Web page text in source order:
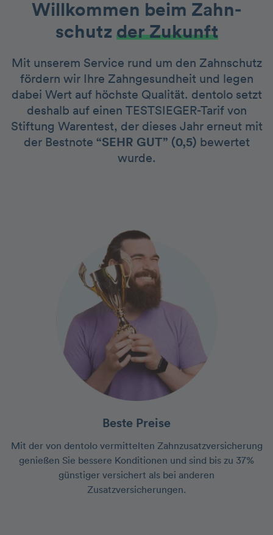
Willkommen beim Zahn­
schutz der Zukunft
Mit unserem Service rund um den Zahnschutz
fördern wir Ihre Zahngesundheit und legen
dabei Wert auf höchste Qualität. dentolo setzt
deshalb auf einen TESTSIEGER-Tarif von
Stiftung Warentest, der dieses Jahr erneut mit
der Bestnote “SEHR GUT” (0,5) bewertet
wurde.
Beste Preise
Mit der von dentolo vermittelten Zahnzusatzversicherung
genießen Sie bessere Konditionen und sind bis zu 37%
günstiger versichert als bei anderen
Zusatzversicherungen.